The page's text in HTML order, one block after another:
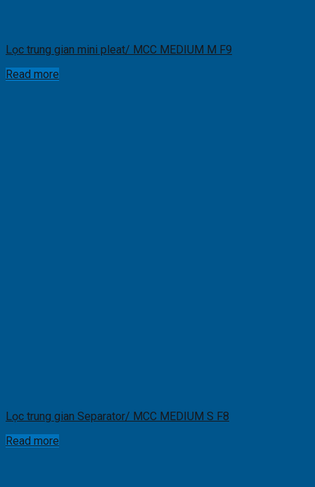
Lọc trung gian mini pleat/ MCC MEDIUM M F9
Read more
Lọc trung gian Separator/ MCC MEDIUM S F8
Read more